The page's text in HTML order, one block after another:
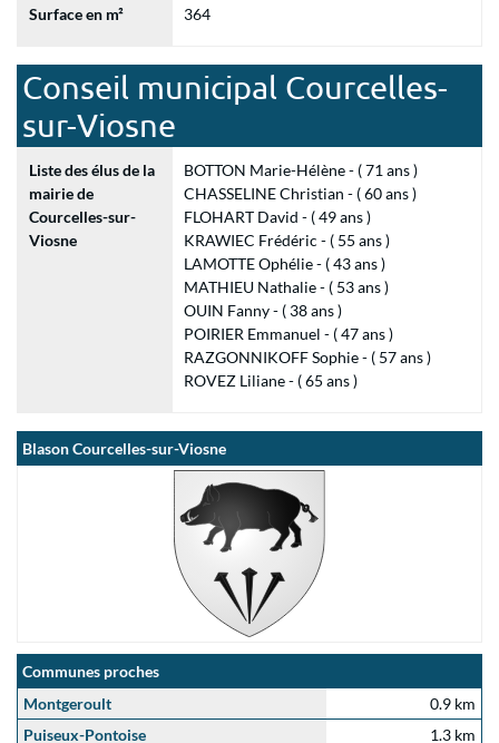
Surface en m² 364
Conseil municipal Courcelles-
sur-Viosne
Liste des élus de la
mairie de
Courcelles-sur-
Viosne
BOTTON Marie-Hélène - ( 71 ans )
CHASSELINE Christian - ( 60 ans )
FLOHART David - ( 49 ans )
KRAWIEC Frédéric - ( 55 ans )
LAMOTTE Ophélie - ( 43 ans )
MATHIEU Nathalie - ( 53 ans )
OUIN Fanny - ( 38 ans )
POIRIER Emmanuel - ( 47 ans )
RAZGONNIKOFF Sophie - ( 57 ans )
ROVEZ Liliane - ( 65 ans )
Blason Courcelles-sur-Viosne
Communes proches
Montgeroult
0.9 km
Puiseux-Pontoise
1.3 km